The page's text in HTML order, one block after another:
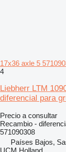
17x36 axle 5
4
Liebherr LTM
diferencial para
Precio a consultar
Recambio -
571090308
Países Bajos,
UCM Holland